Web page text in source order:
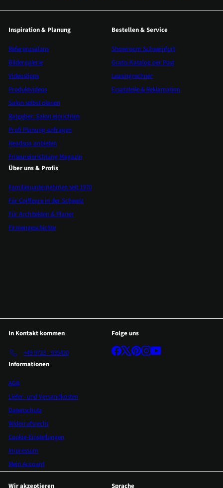
Inspiration & Planung
Referenzsalons
Bildergalerie
Videostipps
Produktvideos
Salon selbst planen
Ratgeber: Salon einrichten
Profi Planung anfragen
Headspa anbieten
Friseureinrichtung Magazin
Bestellen & Service
Showroom Schweinfurt
Gratis-Katalog per Post
Leasingrechner
Ersatzteile & Reklamation
Über uns & Profis
Familienunternehmen seit 1970
Für Coiffeure in der Schweiz
Für Architekten & Planer
Firmengeschichte
In Kontakt kommen
+49 9723 - 935420
Folge uns
Facebook
X PinterestInstagram
YouTube
Informationen
AGB
Liefer- und Versandkosten
Datenschutz
Widerrufsrecht
Cookie-Einstellungen
Impressum
Mein Account
Wir akzeptieren Sprache